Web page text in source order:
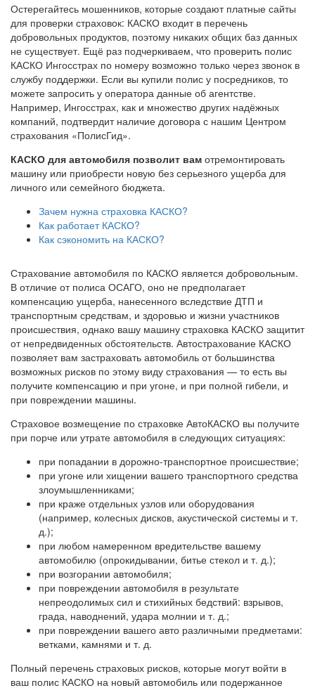
Остерегайтесь мошенников, которые создают платные сайты
для проверки страховок: КАСКО входит в перечень
добровольных продуктов, поэтому никаких общих баз данных
не существует. Ещё раз подчеркиваем, что проверить полис
КАСКО Ингосстрах по номеру возможно только через звонок в
службу поддержки. Если вы купили полис у посредников, то
можете запросить у оператора данные об агентстве.
Например, Ингосстрах, как и множество других надёжных
компаний, подтвердит наличие договора с нашим Центром
страхования «ПолисГид».
КАСКО для автомобиля позволит вам отремонтировать
машину или приобрести новую без серьезного ущерба для
личного или семейного бюджета.
Зачем нужна страховка КАСКО?
Как работает КАСКО?
Как сэкономить на КАСКО?
Страхование автомобиля по КАСКО является добровольным.
В отличие от полиса ОСАГО, оно не предполагает
компенсацию ущерба, нанесенного вследствие ДТП и
транспортным средствам, и здоровью и жизни участников
происшествия, однако вашу машину страховка КАСКО защитит
от непредвиденных обстоятельств. Автострахование КАСКО
позволяет вам застраховать автомобиль от большинства
возможных рисков по этому виду страхования — то есть вы
получите компенсацию и при угоне, и при полной гибели, и
при повреждении машины.
Страховое возмещение по страховке АвтоКАСКО вы получите
при порче или утрате автомобиля в следующих ситуациях:
при попадании в дорожно-транспортное происшествие;
при угоне или хищении вашего транспортного средства
злоумышленниками;
при краже отдельных узлов или оборудования
(например, колесных дисков, акустической системы и т.
д.);
при любом намеренном вредительстве вашему
автомобилю (опрокидывании, битье стекол и т. д.);
при возгорании автомобиля;
при повреждении автомобиля в результате
непреодолимых сил и стихийных бедствий: взрывов,
града, наводнений, удара молнии и т. д.;
при повреждении вашего авто различными предметами:
ветками, камнями и т. д.
Полный перечень страховых рисков, которые могут войти в
ваш полис КАСКО на новый автомобиль или подержанное